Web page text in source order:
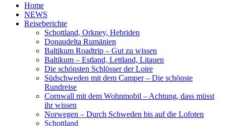
Home
NEWS
Reiseberichte
Schottland, Orkney, Hebriden
Donaudelta Rumänien
Baltikum Roadtrip – Gut zu wissen
Baltikum – Estland, Lettland, Litauen
Die schönsten Schlösser der Loire
Südschweden mit dem Camper – Die schönste
Rundreise
Cornwall mit dem Wohnmobil – Achtung, dass müsst
ihr wissen
Norwegen – Durch Schweden bis auf die Lofoten
Schottland